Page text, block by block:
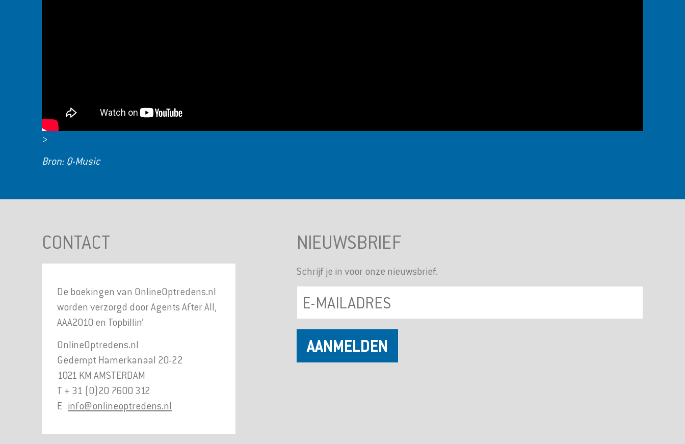
>
Bron: Q-Music
CONTACT
De boekingen van OnlineOptredens.nl
worden verzorgd door Agents After All,
AAA2010 en Topbillin’
OnlineOptredens.nl
Gedempt Hamerkanaal 20-22
1021 KM AMSTERDAM
T + 31 (0)20 7600 312
E info@onlineoptredens.nl
NIEUWSBRIEF
Schrijf je in voor onze nieuwsbrief.